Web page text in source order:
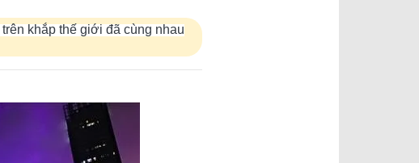
khắp thế giới đã cùng nhau